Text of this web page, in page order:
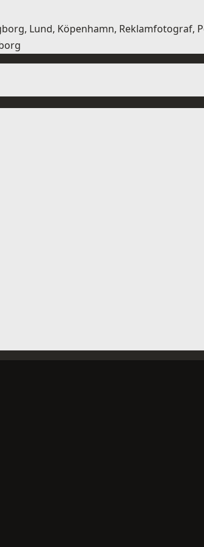
Lund, Köpenhamn,